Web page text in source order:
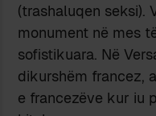
(trashaluqen seksi).
monument në mes
sofistikuara. Në
dikurshëm francez,
e francezëve kur iu